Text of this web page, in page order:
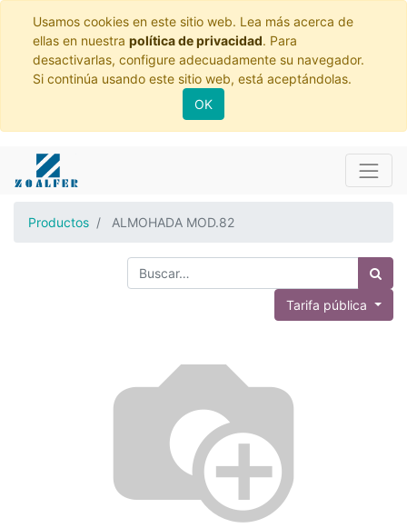
Usamos cookies en este sitio web. Lea más acerca de
ellas en nuestra política de privacidad. Para
desactivarlas, configure adecuadamente su navegador.
Si continúa usando este sitio web, está aceptándolas.
OK
Productos ALMOHADA MOD.82
Tarifa pública